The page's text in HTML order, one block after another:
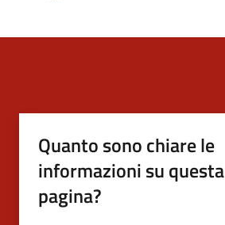
Quanto sono chiare le
informazioni su questa
pagina?